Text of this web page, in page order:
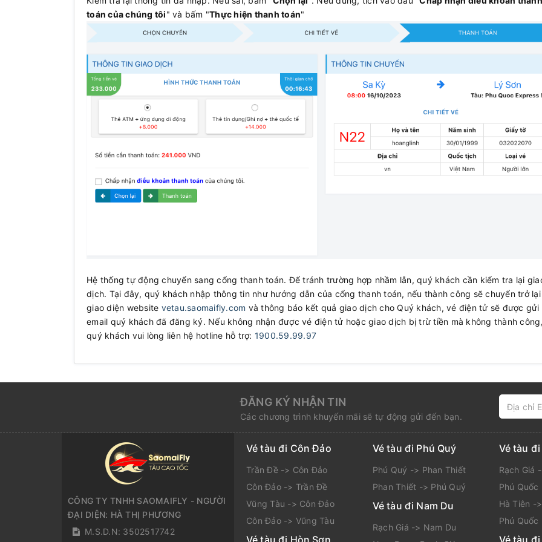
toán của chúng tôi" và bấm "Thực hiện thanh toán"
Hệ thống tự động chuyển sang cổng thanh toán. Để tránh trường hợp nhầm lẫn, quý khách cần kiểm tra lại
dịch. Tại đây, quý khách nhập thông tin như hướng dẫn của cổng thanh toán, nếu thành công sẽ chuyển trở lại
giao diện website vetau.saomaifly.com và thông báo kết quả giao dịch cho Quý khách, vé điện tử sẽ được gửi
email quý khách đã đăng ký. Nếu không nhận được vé điện tử hoặc giao dịch bị trừ tiền mà không thành
quý khách vui lòng liên hệ hotline hỗ trợ: 1900.59.99.97
ĐĂNG KÝ NHẬN TIN
Các chương trình khuyến mãi sẽ tự động gửi đến bạn.
CÔNG TY TNHH SAOMAIFLY - NGƯỜI
ĐẠI DIỆN: HÀ THỊ PHƯƠNG
M.S.D.N: 3502517742
Vé tàu đi Côn Đảo
Trần Đề -> Côn Đảo
Côn Đảo -> Trần Đề
Vũng Tàu -> Côn Đảo
Côn Đảo -> Vũng Tàu
Vé tàu đi Phú Quý
Phú Quý -> Phan Thiết
Phan Thiết -> Phú Quý
Vé tàu đi Nam Du
Rạch Giá -> Nam Du
Vé tàu
Rạch Giá
Phú Quốc
Hà Tiên -
Phú